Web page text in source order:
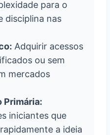
para o
disciplina nas
Adquirir acessos
ou sem
mercados
Primária:
iniciantes que
a ideia